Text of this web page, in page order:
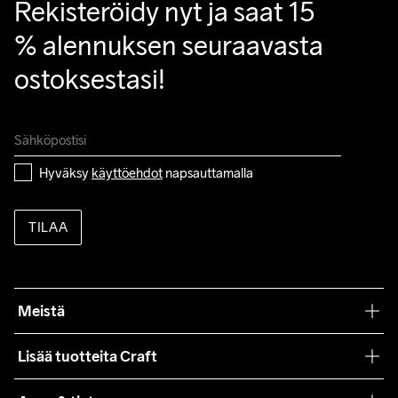
Rekisteröidy nyt ja saat 15
% alennuksen seuraavasta
ostoksestasi!
Hyväksy käyttöehdot napsauttamalla
TILAA
Meistä
Lisää tuotteita Craft